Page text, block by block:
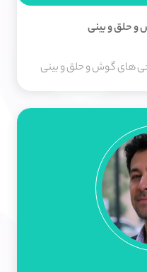
حلق و بینی
های گوش و حلق و بینی